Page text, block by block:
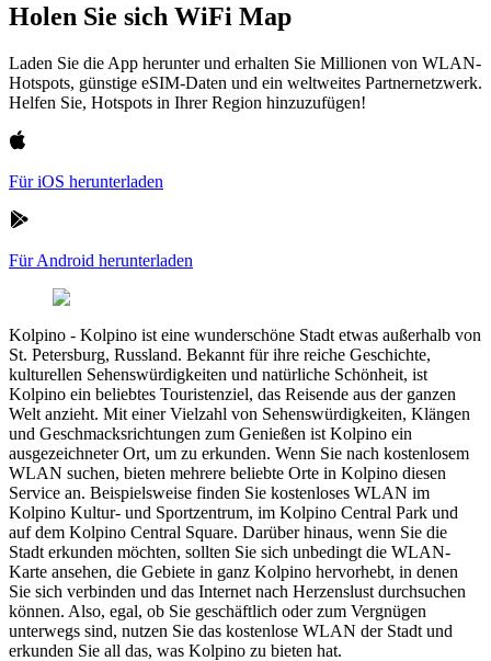
Holen Sie sich WiFi Map
Laden Sie die App herunter und erhalten Sie Millionen von WLAN-
Hotspots, günstige eSIM-Daten und ein weltweites Partnernetzwerk.
Helfen Sie, Hotspots in Ihrer Region hinzuzufügen!
Für iOS herunterladen
Für Android herunterladen
Kolpino - Kolpino ist eine wunderschöne Stadt etwas außerhalb von
St. Petersburg, Russland. Bekannt für ihre reiche Geschichte,
kulturellen Sehenswürdigkeiten und natürliche Schönheit, ist
Kolpino ein beliebtes Touristenziel, das Reisende aus der ganzen
Welt anzieht. Mit einer Vielzahl von Sehenswürdigkeiten, Klängen
und Geschmacksrichtungen zum Genießen ist Kolpino ein
ausgezeichneter Ort, um zu erkunden. Wenn Sie nach kostenlosem
WLAN suchen, bieten mehrere beliebte Orte in Kolpino diesen
Service an. Beispielsweise finden Sie kostenloses WLAN im
Kolpino Kultur- und Sportzentrum, im Kolpino Central Park und
auf dem Kolpino Central Square. Darüber hinaus, wenn Sie die
Stadt erkunden möchten, sollten Sie sich unbedingt die WLAN-
Karte ansehen, die Gebiete in ganz Kolpino hervorhebt, in denen
Sie sich verbinden und das Internet nach Herzenslust durchsuchen
können. Also, egal, ob Sie geschäftlich oder zum Vergnügen
unterwegs sind, nutzen Sie das kostenlose WLAN der Stadt und
erkunden Sie all das, was Kolpino zu bieten hat.